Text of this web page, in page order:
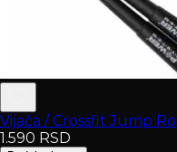
Vijača / Crossfit Jump
1.590 RSD